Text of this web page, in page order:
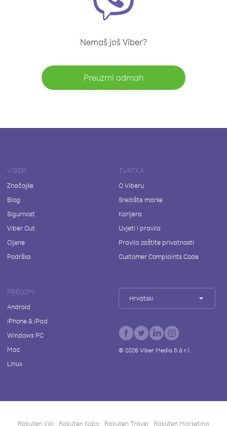
Nemaš još Viber?
Preuzmi odmah
VIBER
Značajke
Blog
Sigurnost
Viber Out
Cijene
Podrška
TVRTKA
O Viberu
Središte marke
Karijera
Uvjeti i pravila
Pravila zaštite privatnosti
Customer Complaints Code
PREUZMI
Android
iPhone & iPad
Windows PC
Mac
Linux
Hrvatski
© 2026Viber Media S.à r.l.
Rakuten Viki Rakuten Kobo Rakuten Travel Rakuten Marketing